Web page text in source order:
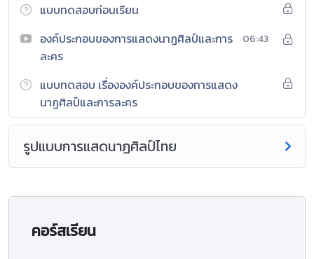
แบบทดสอบก่อนเรียน
องค์ประกอบของการแสดงนาฏศิลป์และการ
ละคร
06:43
แบบทดสอบ เรื่ององค์ประกอบของการแสดง
นาฏศิลป์และการละคร
รูปแบบการแสดนาฏศิลป์ไทย
คอร์สเรียน